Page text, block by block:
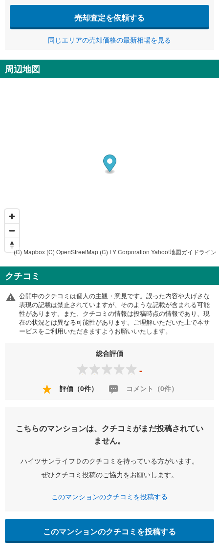
売却査定を依頼する
同じエリアの売却価格の最新相場を見る
周辺地図
(C) Mapbox (C) OpenStreetMap (C) LY Corporation Yahoo!地図ガイドライン
クチコミ
公開中のクチコミは個人の主観・意見です。誤った内容や大げさな
表現の記載は禁止されていますが、そのような記載が含まれる可能
性があります。また、クチコミの情報は投稿時点の情報であり、現
在の状況とは異なる可能性があります。ご理解いただいた上で本サ
ービスをご利用いただきますようお願いいたします。
総合評価
-
評価（0件） コメント（0件）
こちらのマンションは、クチコミがまだ投稿されてい
ません。
ハイツサンライフＤのクチコミを待っている方がいます。
ぜひクチコミ投稿のご協力をお願いします。
このマンションのクチコミを投稿する
このマンションのクチコミを投稿する